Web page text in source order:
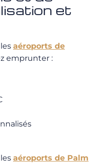
et
aéroports de
emprunter :
aéroports de Palm